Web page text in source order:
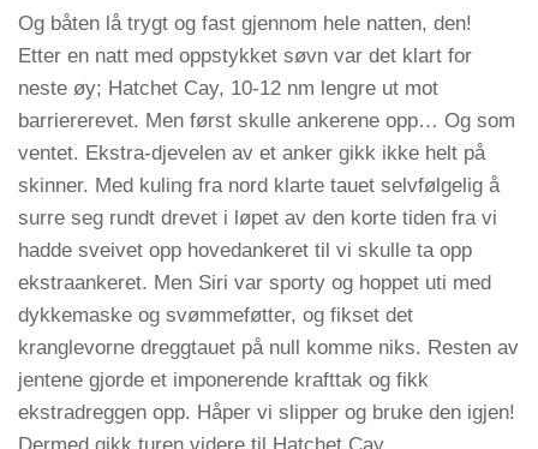
Og båten lå trygt og fast gjennom hele natten, den!
Etter en natt med oppstykket søvn var det klart for
neste øy; Hatchet Cay, 10-12 nm lengre ut mot
barriererevet. Men først skulle ankerene opp… Og som
ventet. Ekstra-djevelen av et anker gikk ikke helt på
skinner. Med kuling fra nord klarte tauet selvfølgelig å
surre seg rundt drevet i løpet av den korte tiden fra vi
hadde sveivet opp hovedankeret til vi skulle ta opp
ekstraankeret. Men Siri var sporty og hoppet uti med
dykkemaske og svømmeføtter, og fikset det
kranglevorne dreggtauet på null komme niks. Resten av
jentene gjorde et imponerende krafttak og fikk
ekstradreggen opp. Håper vi slipper og bruke den igjen!